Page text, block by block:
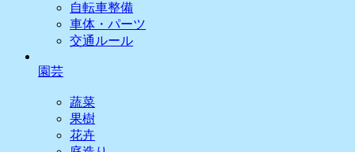
自転車整備
車体・パーツ
交通ルール
園芸
蔬菜
果樹
花卉